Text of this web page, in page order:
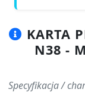
KARTA
N38 -
Specyfikacja /